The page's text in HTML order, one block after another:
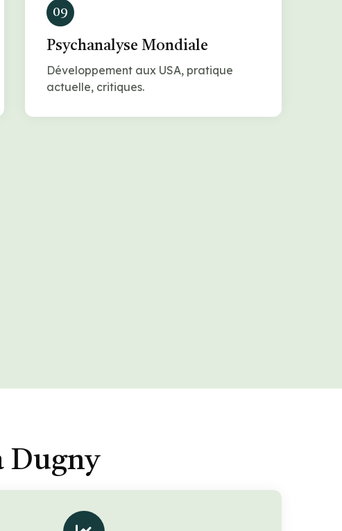
09
Psychanalyse Mondiale
Développement aux USA, pratique
actuelle, critiques.
Dugny